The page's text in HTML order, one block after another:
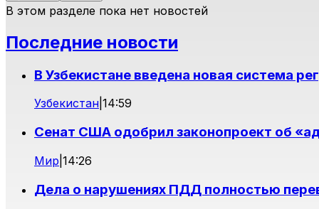
В этом разделе пока нет новостей
Последние новости
В Узбекистане введена новая система
Узбекистан 14:59
Сенат США одобрил законопроект об
Мир 14:26
Дела о нарушениях ПДД полностью